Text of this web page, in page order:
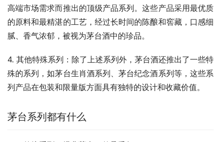
高端市场需求而推出的顶级产品系列。这些产品采用最优质
的原料和最精湛的工艺，经过长时间的陈酿和窖藏，口感细
腻、香气浓郁，被视为茅台酒中的珍品。
4. 其他特殊系列：除了上述系列外，茅台酒还推出了一些特
殊的系列，如茅台生肖酒系列、茅台纪念酒系列等，这些系
列产品在包装和限量版方面具有独特的设计和收藏价值。
茅台系列都有什么